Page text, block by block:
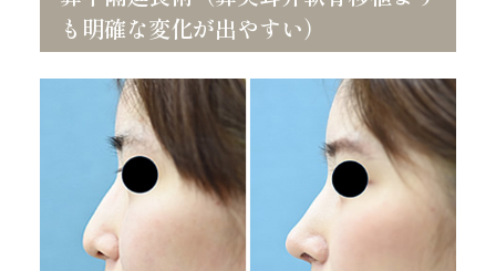
も明確な変化が出やすい）